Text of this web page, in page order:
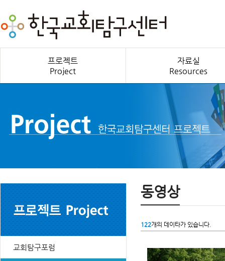
프로젝트
Project
자료실
Resources
교회탐구포럼
동영상
122개의 데이타가 있습니다.